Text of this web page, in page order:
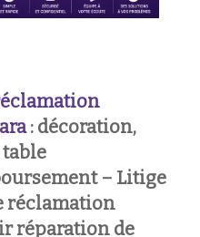
: décoration,
– Litige
réclamation
réparation de